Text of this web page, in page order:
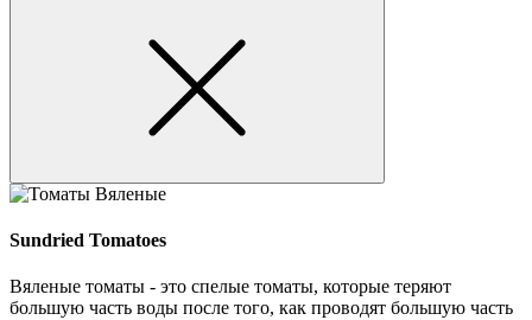
Sundried Tomatoes
Вяленые томаты - это спелые томаты, которые теряют
большую часть воды после того, как проводят большую часть